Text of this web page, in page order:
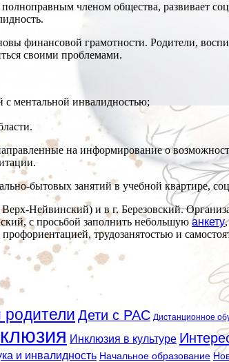
членом общества, развивает
финансовой грамотности. Родители,
своими проблемами.
с ментальной инвалидностью;
на информирование о
бытовых занятий в учебной квартире,
Нейвинский) и в г. Березовский.
с просьбой заполнить небольшую анкету
трудозанятостью и
родители Дети с РАС Дистанционное
Инклюзия в культуре
и инвалидность Начальное образование